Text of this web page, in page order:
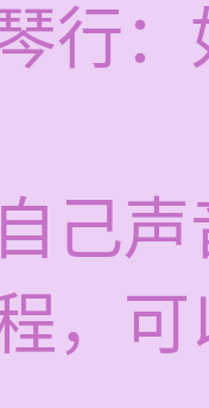
行
己
，